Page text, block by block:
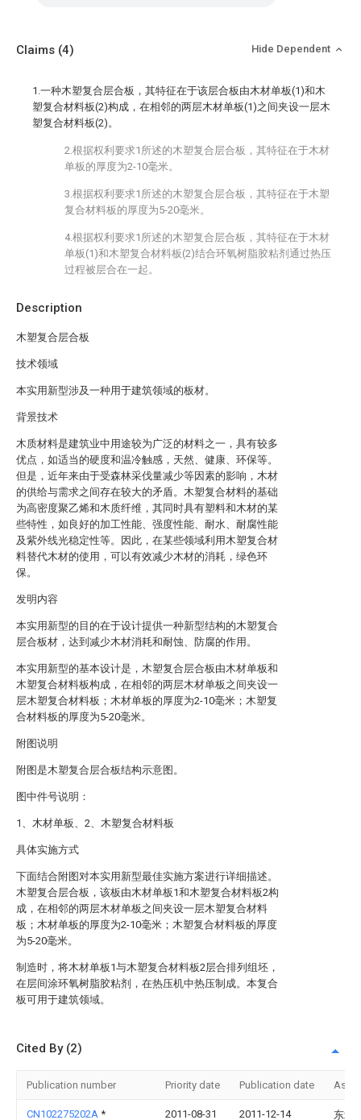
Description
木塑复合层合板
技术领域
本实用新型涉及一种用于建筑领域的板材。
背景技术
木质材料是建筑业中用途较为广泛的材料之一，具有较多
优点，如适当的硬度和温冷触感，天然、健康、环保等。
但是，近年来由于受森林采伐量减少等因素的影响，木材
的供给与需求之间存在较大的矛盾。木塑复合材料的基础
为高密度聚乙烯和木质纤维，其同时具有塑料和木材的某
些特性，如良好的加工性能、强度性能、耐水、耐腐性能
及紫外线光稳定性等。因此，在某些领域利用木塑复合材
料替代木材的使用，可以有效减少木材的消耗，绿色环
保。
发明内容
本实用新型的目的在于设计提供一种新型结构的木塑复合
层合板材，达到减少木材消耗和耐蚀、防腐的作用。
本实用新型的基本设计是，木塑复合层合板由木材单板和
木塑复合材料板构成，在相邻的两层木材单板之间夹设一
层木塑复合材料板；木材单板的厚度为2-10毫米；木塑复
合材料板的厚度为5-20毫米。
附图说明
附图是木塑复合层合板结构示意图。
图中件号说明：
1、木材单板、2、木塑复合材料板
具体实施方式
下面结合附图对本实用新型最佳实施方案进行详细描述。
木塑复合层合板，该板由木材单板1和木塑复合材料板2构
成，在相邻的两层木材单板之间夹设一层木塑复合材料
板；木材单板的厚度为2-10毫米；木塑复合材料板的厚度
为5-20毫米。
制造时，将木材单板1与木塑复合材料板2层合排列组坯，
在层间涂环氧树脂胶粘剂，在热压机中热压制成。本复合
板可用于建筑领域。
Claims (4) Hide Dependent
1.一种木塑复合层合板，其特征在于该层合板由木材单板(1)和木
塑复合材料板(2)构成，在相邻的两层木材单板(1)之间夹设一层木
塑复合材料板(2)。
2.根据权利要求1所述的木塑复合层合板，其特征在于木材
单板的厚度为2-10毫米。
3.根据权利要求1所述的木塑复合层合板，其特征在于木塑
复合材料板的厚度为5-20毫米。
4.根据权利要求1所述的木塑复合层合板，其特征在于木材
单板(1)和木塑复合材料板(2)结合环氧树脂胶粘剂通过热压
过程被层合在一起。
Cited By (2)
Publication number Priority date Publication date
CN102275202A * 2011-08-31 2011-12-14 东北